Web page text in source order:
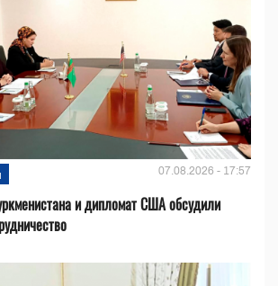
07.08.2026 - 17:57
и дипломат США обсудили